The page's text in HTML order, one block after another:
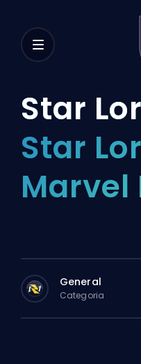
Star
Star
Marvel
General
Categoria